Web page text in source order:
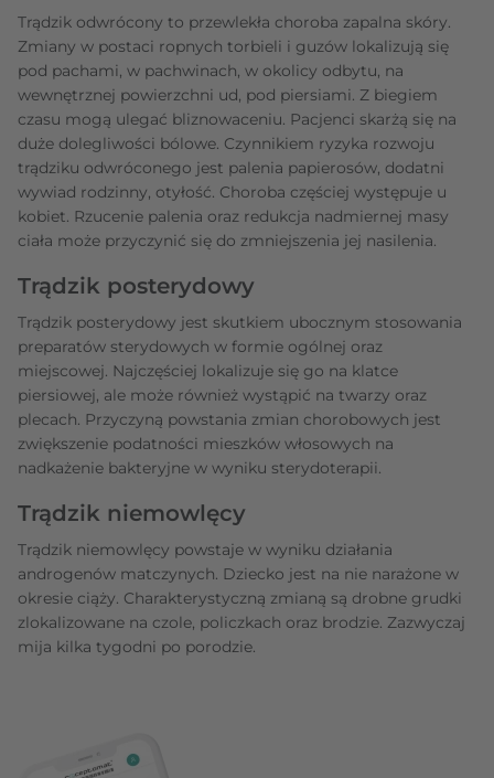
Trądzik odwrócony to przewlekła choroba zapalna skóry.
Zmiany w postaci ropnych torbieli i guzów lokalizują się
pod pachami, w pachwinach, w okolicy odbytu, na
wewnętrznej powierzchni ud, pod piersiami. Z biegiem
czasu mogą ulegać bliznowaceniu. Pacjenci skarżą się na
duże dolegliwości bólowe. Czynnikiem ryzyka rozwoju
trądziku odwróconego jest palenia papierosów, dodatni
wywiad rodzinny, otyłość. Choroba częściej występuje u
kobiet. Rzucenie palenia oraz redukcja nadmiernej masy
ciała może przyczynić się do zmniejszenia jej nasilenia.
Trądzik posterydowy
Trądzik posterydowy jest skutkiem ubocznym stosowania
preparatów sterydowych w formie ogólnej oraz
miejscowej. Najczęściej lokalizuje się go na klatce
piersiowej, ale może również wystąpić na twarzy oraz
plecach. Przyczyną powstania zmian chorobowych jest
zwiększenie podatności mieszków włosowych na
nadkażenie bakteryjne w wyniku sterydoterapii.
Trądzik niemowlęcy
Trądzik niemowlęcy powstaje w wyniku działania
androgenów matczynych. Dziecko jest na nie narażone w
okresie ciąży. Charakterystyczną zmianą są drobne grudki
zlokalizowane na czole, policzkach oraz brodzie. Zazwyczaj
mija kilka tygodni po porodzie.